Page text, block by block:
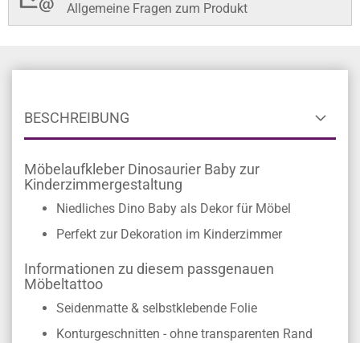
Allgemeine Fragen zum Produkt
BESCHREIBUNG
Möbelaufkleber Dinosaurier Baby zur
Kinderzimmergestaltung
Niedliches Dino Baby als Dekor für Möbel
Perfekt zur Dekoration im Kinderzimmer
Informationen zu diesem passgenauen
Möbeltattoo
Seidenmatte & selbstklebende Folie
Konturgeschnitten - ohne transparenten Rand